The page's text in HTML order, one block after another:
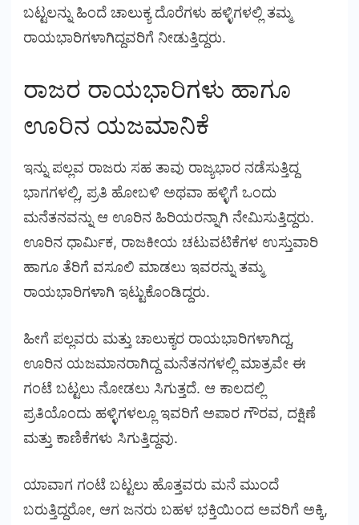
ಬಟ್ಟಲನ್ನು ಹಿಂದೆ ಚಾಲುಕ್ಯ ದೊರೆಗಳು ಹಳ್ಳಿಗಳಲ್ಲಿ ತಮ್ಮ
ರಾಯಭಾರಿಗಳಾಗಿದ್ದವರಿಗೆ ನೀಡುತ್ತಿದ್ದರು.
ರಾಜರ ರಾಯಭಾರಿಗಳು ಹಾಗೂ
ಊರಿನ ಯಜಮಾನಿಕೆ
ಇನ್ನು ಪಲ್ಲವ ರಾಜರು ಸಹ ತಾವು ರಾಜ್ಯಭಾರ ನಡೆಸುತ್ತಿದ್ದ
ಭಾಗಗಳಲ್ಲಿ, ಪ್ರತಿ ಹೋಬಳಿ ಅಥವಾ ಹಳ್ಳಿಗೆ ಒಂದು
ಮನೆತನವನ್ನು ಆ ಊರಿನ ಹಿರಿಯರನ್ನಾಗಿ ನೇಮಿಸುತ್ತಿದ್ದರು.
ಊರಿನ ಧಾರ್ಮಿಕ, ರಾಜಕೀಯ ಚಟುವಟಿಕೆಗಳ ಉಸ್ತುವಾರಿ
ಹಾಗೂ ತೆರಿಗೆ ವಸೂಲಿ ಮಾಡಲು ಇವರನ್ನು ತಮ್ಮ
ರಾಯಭಾರಿಗಳಾಗಿ ಇಟ್ಟುಕೊಂಡಿದ್ದರು.
ಹೀಗೆ ಪಲ್ಲವರು ಮತ್ತು ಚಾಲುಕ್ಯರ ರಾಯಭಾರಿಗಳಾಗಿದ್ದ,
ಊರಿನ ಯಜಮಾನರಾಗಿದ್ದ ಮನೆತನಗಳಲ್ಲಿ ಮಾತ್ರವೇ ಈ
ಗಂಟೆ ಬಟ್ಟಲು ನೋಡಲು ಸಿಗುತ್ತದೆ. ಆ ಕಾಲದಲ್ಲಿ
ಪ್ರತಿಯೊಂದು ಹಳ್ಳಿಗಳಲ್ಲೂ ಇವರಿಗೆ ಅಪಾರ ಗೌರವ, ದಕ್ಷಿಣೆ
ಮತ್ತು ಕಾಣಿಕೆಗಳು ಸಿಗುತ್ತಿದ್ದವು.
ಯಾವಾಗ ಗಂಟೆ ಬಟ್ಟಲು ಹೊತ್ತವರು ಮನೆ ಮುಂದೆ
ಬರುತ್ತಿದ್ದರೋ, ಆಗ ಜನರು ಬಹಳ ಭಕ್ತಿಯಿಂದ ಅವರಿಗೆ ಅಕ್ಕಿ,